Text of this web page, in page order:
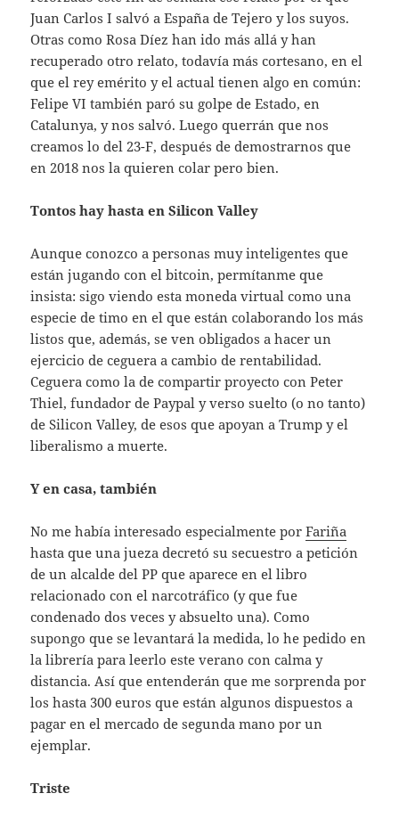
Juan Carlos I salvó a España de Tejero y los suyos.
Otras como Rosa Díez han ido más allá y han
recuperado otro relato, todavía más cortesano, en el
que el rey emérito y el actual tienen algo en común:
Felipe VI también paró su golpe de Estado, en
Catalunya, y nos salvó. Luego querrán que nos
creamos lo del 23-F, después de demostrarnos que
en 2018 nos la quieren colar pero bien.
Tontos hay hasta en Silicon Valley
Aunque conozco a personas muy inteligentes que
están jugando con el bitcoin, permítanme que
insista: sigo viendo esta moneda virtual como una
especie de timo en el que están colaborando los más
listos que, además, se ven obligados a hacer un
ejercicio de ceguera a cambio de rentabilidad.
Ceguera como la de compartir proyecto con Peter
Thiel, fundador de Paypal y verso suelto (o no tanto)
de Silicon Valley, de esos que apoyan a Trump y el
liberalismo a muerte.
Y en casa, también
No me había interesado especialmente porFariña
hasta que una jueza decretó su secuestro a petición
de un alcalde del PP que aparece en el libro
relacionado con el narcotráfico (y que fue
condenado dos veces y absuelto una). Como
supongo que se levantará la medida, lo he pedido en
la librería para leerlo este verano con calma y
distancia. Así que entenderán que me sorprenda por
los hasta 300 euros que están algunos dispuestos a
pagar en el mercado de segunda mano por un
ejemplar.
Triste